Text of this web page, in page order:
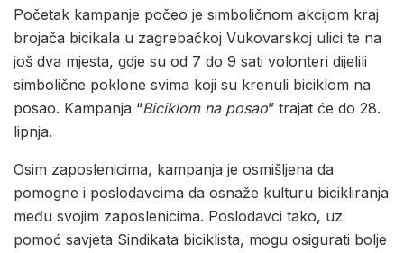
Početak kampanje počeo je simboličnom akcijom kraj
brojača bicikala u zagrebačkoj Vukovarskoj ulici te na
još dva mjesta, gdje su od 7 do 9 sati volonteri dijelili
simbolične poklone svima koji su krenuli biciklom na
posao. Kampanja “Biciklom na posao” trajat će do 28.
lipnja.
Osim zaposlenicima, kampanja je osmišljena da
pomogne i poslodavcima da osnaže kulturu bicikliranja
među svojim zaposlenicima. Poslodavci tako, uz
pomoć savjeta Sindikata biciklista, mogu osigurati bolje